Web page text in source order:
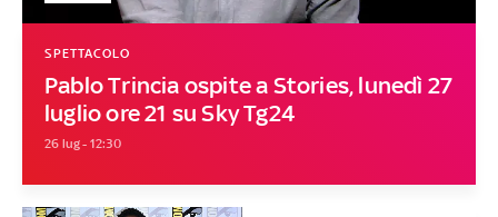
Pablo Trincia ospite a Stories, lunedì 27
luglio ore 21 su Sky Tg24
SPETTACOLO
26 lug - 12:30